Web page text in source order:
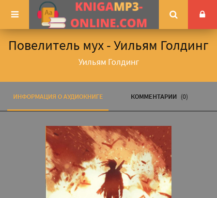
Повелитель мух - Уильям Голдинг
Уильям Голдинг
ИНФОРМАЦИЯ О АУДИОКНИГЕ КОММЕНТАРИИ (0)